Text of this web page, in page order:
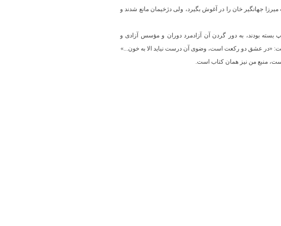
جهانگیر خان را در آغوش بگیرد، ولی دژخیمان مانع شدند و
بودند، به دور گردن آن آزادمرد دوران و مؤسس آزادی و
«در عشق دو رکعت است، وضوی آن درست نیاید الا به خون...»
منبع من نیز همان کتاب است.